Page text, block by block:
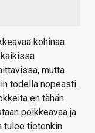
kohinaa.
mutta
todella nopeasti.
en tähän
poikkeavaa ja
tulee tietenkin